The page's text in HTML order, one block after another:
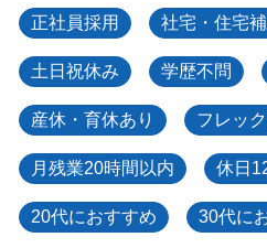
正社員採用 社宅・住宅
土日祝休み 学歴不問
産休・育休あり フレッ
月残業20時間以内 休日
20代におすすめ 30代に